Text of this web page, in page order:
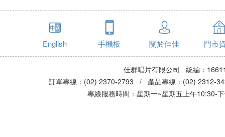
English 手機板 關於佳佳 門市
佳群唱片有限公司 統編：
訂單專線：(02) 2370-2793 / 產品專線：(02)
專線服務時間：星期一~星期五上午10:30-